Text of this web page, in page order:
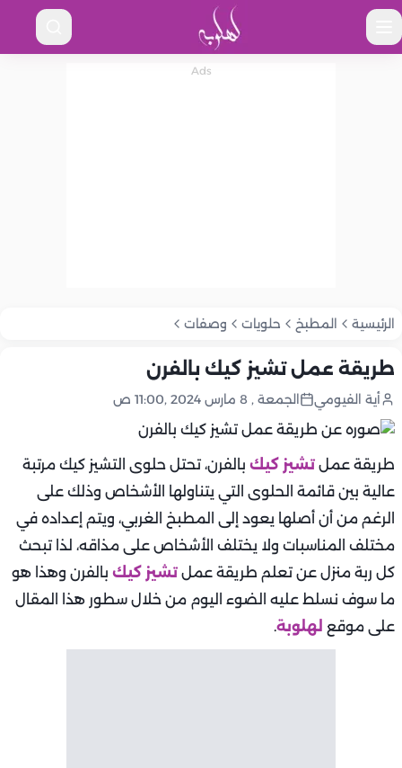
الرئيسية المطبخ حلويات وصفات
طريقة عمل تشيز كيك بالفرن
أية الفيومي الجمعة , 8 مارس 2024 ,11:00 ص
طريقة عمل تشيز كيك بالفرن، تحتل حلوى التشيز كيك مرتبة
عالية بين قائمة الحلوى التي يتناولها الأشخاص وذلك على
الرغم من أن أصلها يعود إلى المطبخ الغربي، ويتم إعداده في
مختلف المناسبات ولا يختلف الأشخاص على مذاقه، لذا تبحث
كل ربة منزل عن تعلم طريقة عمل تشيز كيك بالفرن وهذا هو
ما سوف نسلط عليه الضوء اليوم من خلال سطور هذا المقال
على موقع لهلوبة.